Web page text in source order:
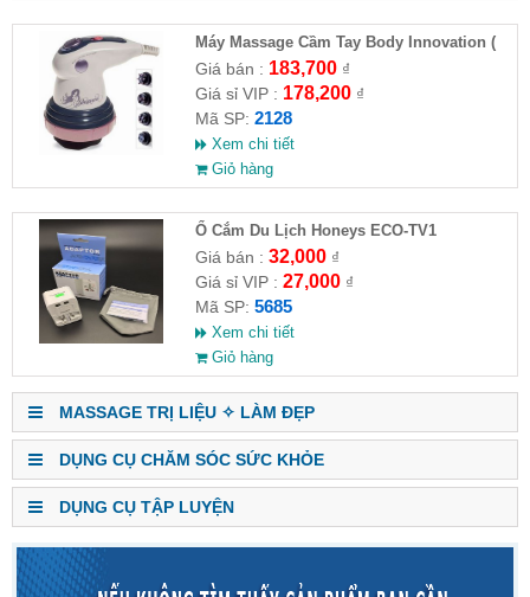
Máy Massage Cầm Tay Body Innovation (
HĐ )
Giá bán : 183,700₫
Giá sỉ VIP : 178,200₫
Mã SP: 2128
Xem chi tiết
Giỏ hàng
Ổ Cắm Du Lịch Honeys ECO-TV1
Giá bán : 32,000₫
Giá sỉ VIP : 27,000₫
Mã SP: 5685
Xem chi tiết
Giỏ hàng
MASSAGE TRỊ LIỆU ✧ LÀM ĐẸP
DỤNG CỤ CHĂM SÓC SỨC KHỎE
DỤNG CỤ TẬP LUYỆN